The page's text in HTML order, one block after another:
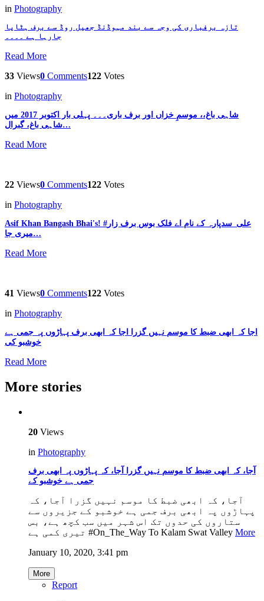
in Photography
تازہ برفباری کی وجہ سے بند مہوڈنڈ جھیل روڈ سے برف ہٹایا
جارہا ہے ۔۔۔۔
Read More
33 Views0 Comments122 Votes
in Photography
شاہی باغ،، موسمِ خزاں اور برف باری۔۔۔ پہلی بار اکتوبر 2017 میں
شاہی باغ، گبرال…
Read More
22 Views0 Comments122 Votes
in Photography
Asif Khan Bangash Bhai's! #علی_سدپارہ کے نام اے فلک بوس برف زار
میری جا…
Read More
41 Views0 Comments122 Votes
in Photography
اجا کہ ابھی ضبط کا موسم نہیں گزرا اجا کہ ابھی برف پہاڑوں پہ جمی ہے
خوشبو کی
Read More
More stories
20 Views
in Photography
آجا، کہ ابھی ضبط کا موسم نہیں گزرا آجا، کہ پہاڑوں پہ ابھی برف
جمی ہے خوشبو کے
آجا، کہ ابھی ضبط کا موسم نہیں گزرا آجا، کہ
پہاڑوں پہ ابھی برف جمی ہے خوشبو کے جزیروں سے
ستاروں کی حدوں تک اس شہر میں سب کچھ ہے، بس
تیری کمی ہے #On_The_Way To Kalam Swat Valley More
January 10, 2020, 3:41 pm
More
Report